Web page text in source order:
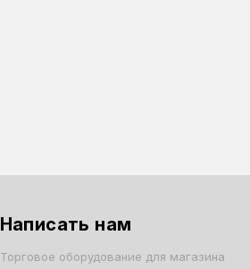
Написать нам
Торговое оборудование для магазина